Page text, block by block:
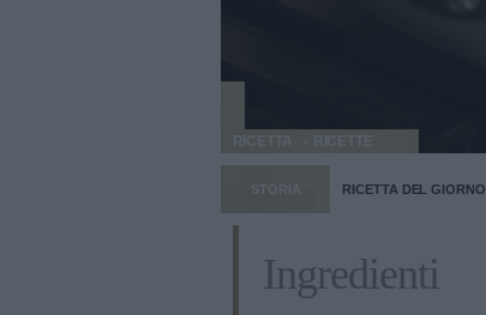
RICETTA
STORIA RICETTA DEL GIORNO
Ingredienti